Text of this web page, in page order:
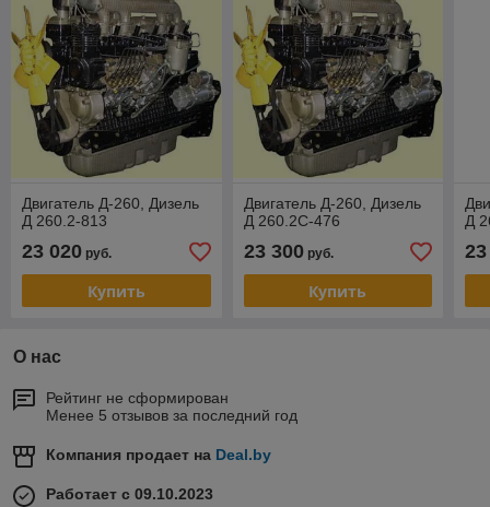
Двигатель Д-260, Дизель
Д 260.2-813
23 020 руб.
Купить
Двигатель Д-260, Дизель
Д 260.2С-476
23 300руб.
Купить
Д
О нас
Рейтинг не сформирован
Менее 5 отзывов за последний год
Компания продает на Deal.by
Работает с 09.10.2023